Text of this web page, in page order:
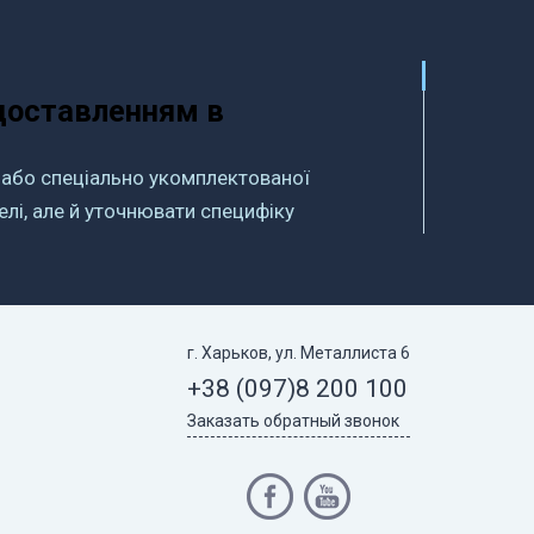
в
спеціально укомплектованої
але й уточнювати специфіку
дібрати й порівняти
на території
знаходячись вдома:
г. Харьков, ул. Металлиста 6
+38 (097)8 200 100
Заказать обратный звонок